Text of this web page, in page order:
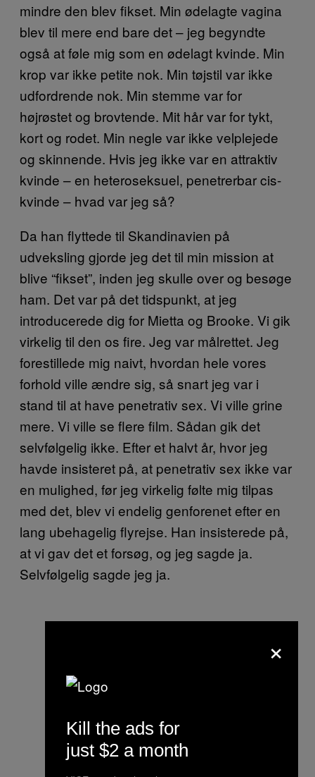
mindre den blev fikset. Min ødelagte vagina
blev til mere end bare det – jeg begyndte
også at føle mig som en ødelagt kvinde. Min
krop var ikke petite nok. Min tøjstil var ikke
udfordrende nok. Min stemme var for
højrøstet og brovtende. Mit hår var for tykt,
kort og rodet. Min negle var ikke velplejede
og skinnende. Hvis jeg ikke var en attraktiv
kvinde – en heteroseksuel, penetrerbar cis-
kvinde – hvad var jeg så?
Da han flyttede til Skandinavien på
udveksling gjorde jeg det til min mission at
blive “fikset”, inden jeg skulle over og besøge
ham. Det var på det tidspunkt, at jeg
introducerede dig for Mietta og Brooke. Vi gik
virkelig til den os fire. Jeg var målrettet. Jeg
forestillede mig naivt, hvordan hele vores
forhold ville ændre sig, så snart jeg var i
stand til at have penetrativ sex. Vi ville grine
mere. Vi ville se flere film. Sådan gik det
selvfølgelig ikke. Efter et halvt år, hvor jeg
havde insisteret på, at penetrativ sex ikke var
en mulighed, før jeg virkelig følte mig tilpas
med det, blev vi endelig genforenet efter en
lang ubehagelig flyrejse. Han insisterede på,
at vi gav det et forsøg, og jeg sagde ja.
Selvfølgelig sagde jeg ja.
×
Kill the ads for
just $2 a month